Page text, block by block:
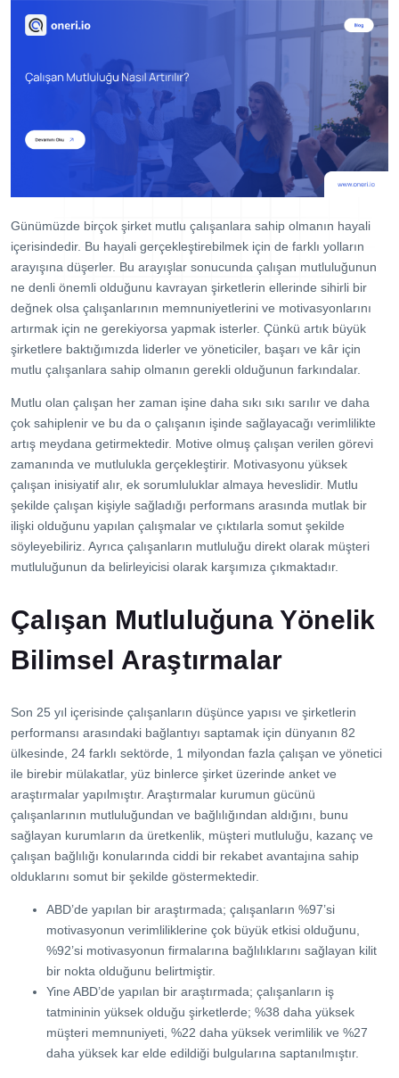
Dijital Denetim Yönetimi
Eğitim Yönetim Sistemi
TPM Hata Kartı
Müşteri Talep Yönetimi
Danışmanlık
Webinar
E-Kitaplar
Başarı Hikayeleri
Kurumsal
Referanslar
İletişim
Günümüzde birçok şirket mutlu çalışanlara sahip olmanın hayali
içerisindedir. Bu hayali gerçekleştirebilmek için de farklı yolların
arayışına düşerler. Bu arayışlar sonucunda çalışan mutluluğunun
ne denli önemli olduğunu kavrayan şirketlerin ellerinde sihirli bir
değnek olsa çalışanlarının memnuniyetlerini ve motivasyonlarını
artırmak için ne gerekiyorsa yapmak isterler. Çünkü artık büyük
şirketlere baktığımızda liderler ve yöneticiler, başarı ve kâr için
mutlu çalışanlara sahip olmanın gerekli olduğunun farkındalar.
Mutlu olan çalışan her zaman işine daha sıkı sıkı sarılır ve daha
çok sahiplenir ve bu da o çalışanın işinde sağlayacağı verimlilikte
artış meydana getirmektedir. Motive olmuş çalışan verilen görevi
zamanında ve mutlulukla gerçekleştirir. Motivasyonu yüksek
çalışan inisiyatif alır, ek sorumluluklar almaya heveslidir. Mutlu
şekilde çalışan kişiyle sağladığı performans arasında mutlak bir
ilişki olduğunu yapılan çalışmalar ve çıktılarla somut şekilde
söyleyebiliriz. Ayrıca çalışanların mutluluğu direkt olarak müşteri
mutluluğunun da belirleyicisi olarak karşımıza çıkmaktadır.
Çalışan Mutluluğuna Yönelik
Bilimsel Araştırmalar
Son 25 yıl içerisinde çalışanların düşünce yapısı ve şirketlerin
performansı arasındaki bağlantıyı saptamak için dünyanın 82
ülkesinde, 24 farklı sektörde, 1 milyondan fazla çalışan ve yönetici
ile birebir mülakatlar, yüz binlerce şirket üzerinde anket ve
araştırmalar yapılmıştır. Araştırmalar kurumun gücünü
çalışanlarının mutluluğundan ve bağlılığından aldığını, bunu
sağlayan kurumların da üretkenlik, müşteri mutluluğu, kazanç ve
çalışan bağlılığı konularında ciddi bir rekabet avantajına sahip
olduklarını somut bir şekilde göstermektedir.
ABD’de yapılan bir araştırmada; çalışanların %97’si
motivasyonun verimliliklerine çok büyük etkisi olduğunu,
%92’si motivasyonun firmalarına bağlılıklarını sağlayan kilit
bir nokta olduğunu belirtmiştir.
Yine ABD’de yapılan bir araştırmada; çalışanların iş
tatmininin yüksek olduğu şirketlerde; %38 daha yüksek
müşteri memnuniyeti, %22 daha yüksek verimlilik ve %27
daha yüksek kar elde edildiği bulgularına saptanılmıştır.